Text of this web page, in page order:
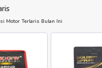
Motor Terlaris Bulan Ini